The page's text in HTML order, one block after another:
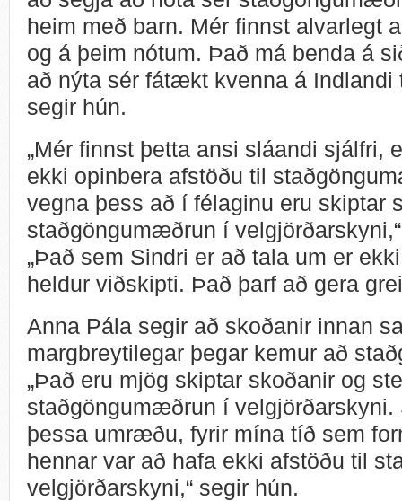
heim með barn. Mér finnst alvarlegt
og á þeim nótum. Það má benda á
að nýta sér fátækt kvenna á Indlandi
segir hún.
„Mér finnst þetta ansi sláandi sjálfri,
ekki opinbera afstöðu til
vegna þess að í félaginu eru skiptar
staðgöngumæðrun í
„Það sem Sindri er að tala um er
heldur viðskipti. Það þarf að gera
Anna Pála segir að skoðanir innan
margbreytilegar þegar kemur að
„Það eru mjög skiptar skoðanir og
staðgöngumæðrun í velgjörðarskyni.
þessa umræðu, fyrir mína tíð sem
hennar var að hafa ekki afstöðu til
velgjörðarskyni,“ segir hún.